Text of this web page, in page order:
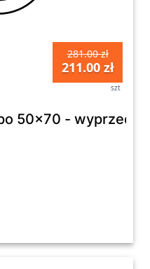
281.00 zł
211.00 zł
szt
50x70 -